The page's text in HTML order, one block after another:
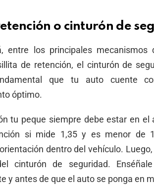
o cinturón de
entre los principales mecanismos
de retención, el cinturón de
que tu auto cuente
óptimo.
tu peque siempre debe estar en
si mide 1,35 y es menor de
dentro del vehículo.
cinturón de seguridad.
y antes de que el auto se ponga en